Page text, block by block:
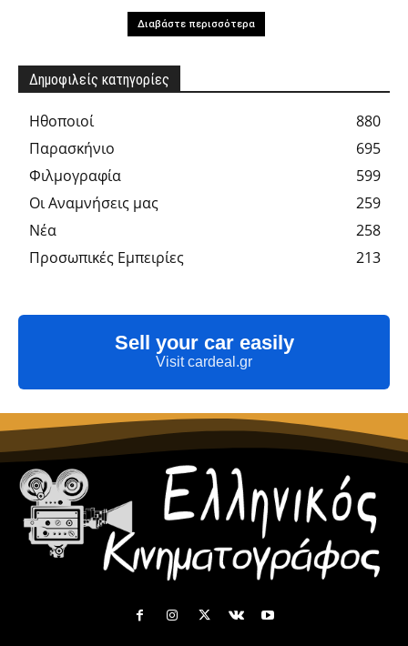
Διαβάστε περισσότερα
Δημοφιλείς κατηγορίες
Hθοποιοί
880
Παρασκήνιο
695
Φιλμογραφία
599
Οι Αναμνήσεις μας
259
Νέα
258
Προσωπικές Εμπειρίες
213
Sell your car easily
Visit cardeal.gr